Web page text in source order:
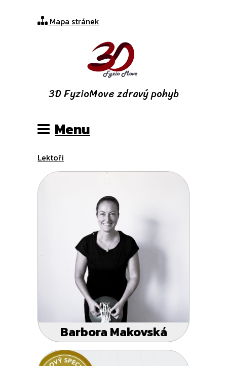
Mapa stránek
3D FyzioMove zdravý pohyb
Menu
Lektoři
Barbora Makovská